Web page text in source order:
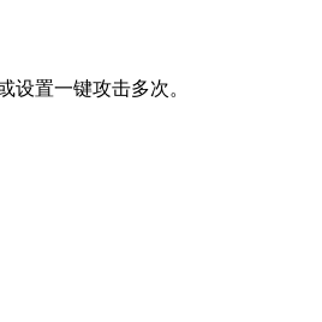
置一键攻击多次。